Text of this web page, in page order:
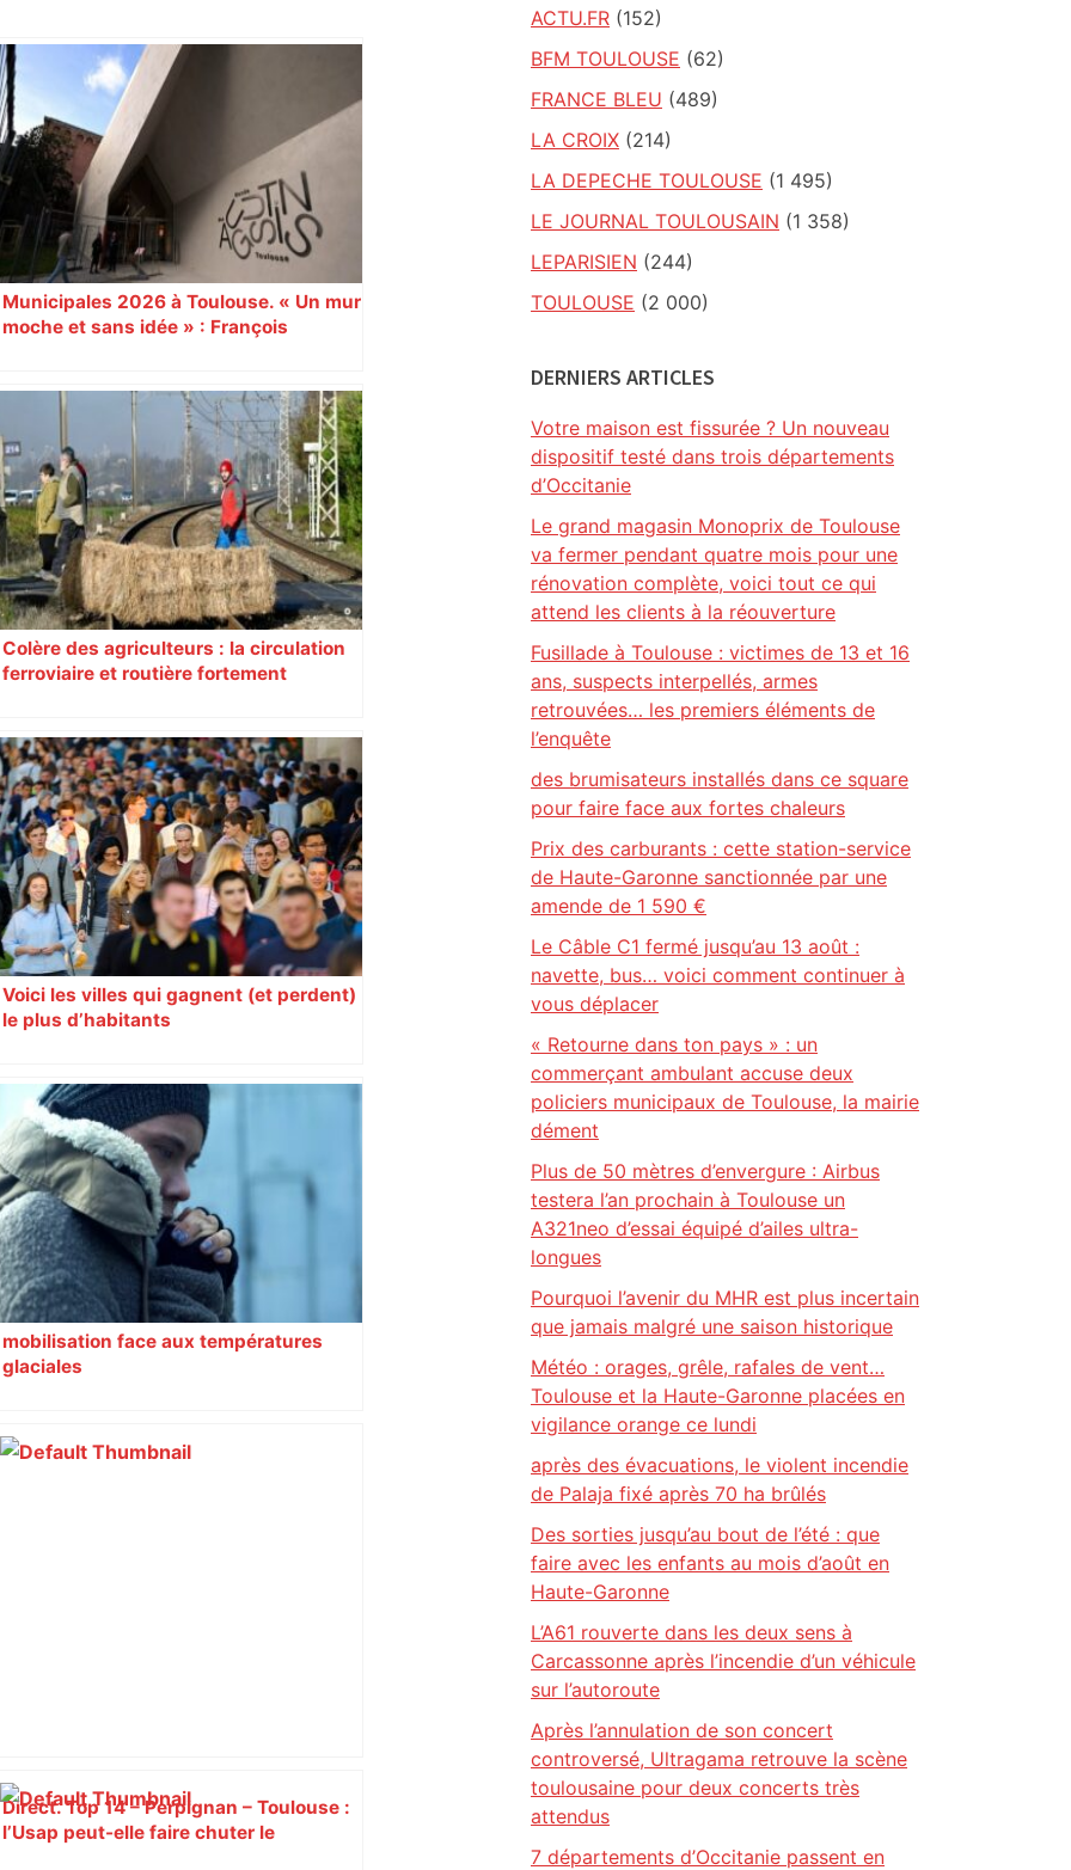
Municipales 2026 à Toulouse. « Un mur
moche et sans idée » : François
Augustins
Colère des agriculteurs : la circulation
ferroviaire et routière fortement
Voici les villes qui gagnent (et perdent)
le plus d’habitants
mobilisation face aux températures
glaciales
Direct. Top 14 – Perpignan – Toulouse :
l’Usap peut-elle faire chuter le
ACTU.FR (152)
BFM TOULOUSE (62)
FRANCE BLEU (489)
LA CROIX (214)
LA DEPECHE TOULOUSE (1 495)
LE JOURNAL TOULOUSAIN (1 358)
LEPARISIEN (244)
TOULOUSE (2 000)
DERNIERS ARTICLES
Votre maison est fissurée ? Un nouveau
dispositif testé dans trois départements
d’Occitanie
Le grand magasin Monoprix de Toulouse
va fermer pendant quatre mois pour une
rénovation complète, voici tout ce qui
attend les clients à la réouverture
Fusillade à Toulouse : victimes de 13 et 16
ans, suspects interpellés, armes
retrouvées… les premiers éléments de
l’enquête
des brumisateurs installés dans ce square
pour faire face aux fortes chaleurs
Prix des carburants : cette station-service
de Haute-Garonne sanctionnée par une
amende de 1 590 €
Le Câble C1 fermé jusqu’au 13 août :
navette, bus… voici comment continuer à
vous déplacer
« Retourne dans ton pays » : un
commerçant ambulant accuse deux
policiers municipaux de Toulouse, la mairie
dément
Plus de 50 mètres d’envergure : Airbus
testera l’an prochain à Toulouse un
A321neo d’essai équipé d’ailes ultra-
longues
Pourquoi l’avenir du MHR est plus incertain
que jamais malgré une saison historique
Météo : orages, grêle, rafales de vent…
Toulouse et la Haute-Garonne placées en
vigilance orange ce lundi
après des évacuations, le violent incendie
de Palaja fixé après 70 ha brûlés
Des sorties jusqu’au bout de l’été : que
faire avec les enfants au mois d’août en
Haute-Garonne
L’A61 rouverte dans les deux sens à
Carcassonne après l’incendie d’un véhicule
sur l’autoroute
Après l’annulation de son concert
controversé, Ultragama retrouve la scène
toulousaine pour deux concerts très
attendus
7 départements d’Occitanie passent en